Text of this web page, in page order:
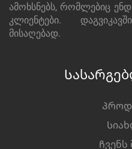
ამოხსნებს, რომლებიც
კლიენტები.
მისაღებად.
Ჩვენს